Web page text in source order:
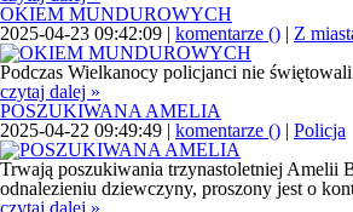
OKIEM MUNDUROWYCH
2025-04-23 09:42:09 | komentarze () | Z
Podczas Wielkanocy policjanci nie
czytaj dalej »
POSZUKIWANA AMELIA
2025-04-22 09:49:49 | komentarze () | Policja
Trwają poszukiwania trzynastoletniej Amelii
odnalezieniu dziewczyny, proszony jest o
czytaj dalej »